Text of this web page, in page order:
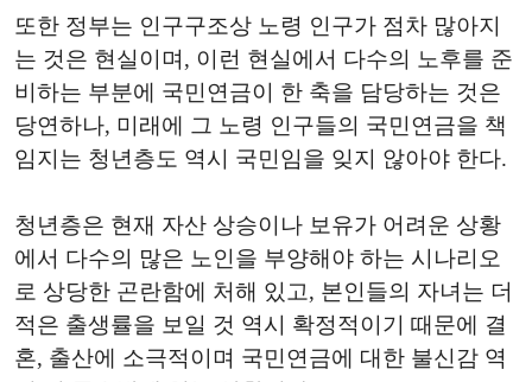
또한 정부는 인구구조상 노령 인구가 점차 많아지
는 것은 현실이며, 이런 현실에서 다수의 노후를 준
비하는 부분에 국민연금이 한 축을 담당하는 것은
당연하나, 미래에 그 노령 인구들의 국민연금을 책
임지는 청년층도 역시 국민임을 잊지 않아야 한다.
청년층은 현재 자산 상승이나 보유가 어려운 상황
에서 다수의 많은 노인을 부양해야 하는 시나리오
로 상당한 곤란함에 처해 있고, 본인들의 자녀는 더
적은 출생률을 보일 것 역시 확정적이기 때문에 결
혼, 출산에 소극적이며 국민연금에 대한 불신감 역